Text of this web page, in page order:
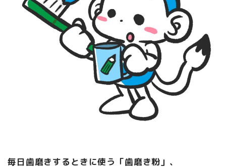
毎日歯磨きするときに使う「歯磨き粉」、